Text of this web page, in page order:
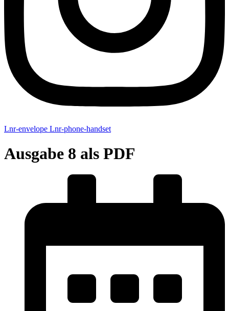
Lnr-envelope Lnr-phone-handset
Ausgabe 8 als PDF